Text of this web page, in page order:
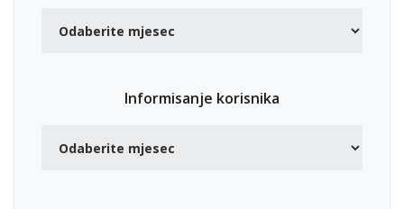
Informisanje korisnika